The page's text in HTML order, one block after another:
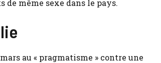
de même sexe dans le pays.
au « pragmatisme » contre une